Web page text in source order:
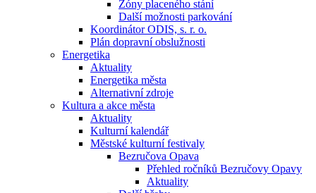
Zóny placeného stání
Další možnosti parkování
Koordinátor ODIS, s. r. o.
Plán dopravní obslužnosti
Energetika
Aktuality
Energetika města
Alternativní zdroje
Kultura a akce města
Aktuality
Kulturní kalendář
Městské kulturní festivaly
Bezručova Opava
Přehled ročníků Bezručovy Opavy
Aktuality